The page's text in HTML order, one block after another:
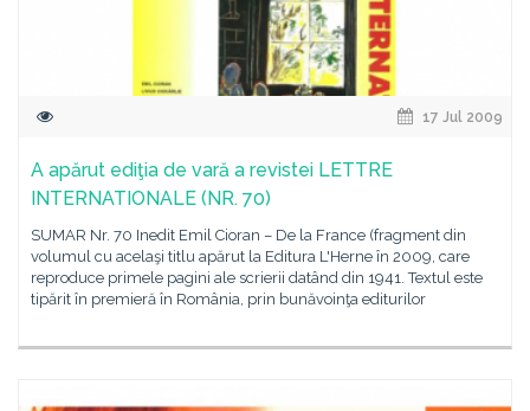
17 Jul 2009
A apărut ediţia de vară a revistei LETTRE
INTERNATIONALE (NR. 70)
SUMAR Nr. 70 Inedit Emil Cioran – De la France (fragment din
volumul cu acelaşi titlu apărut la Editura L'Herne în 2009, care
reproduce primele pagini ale scrierii datând din 1941. Textul este
tipărit în premieră în România, prin bunăvoinţa editurilor